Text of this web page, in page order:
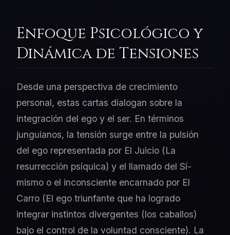
Enfoque Psicológico y
Dinámica de Tensiones
Desde una perspectiva de crecimiento
personal, estas cartas dialogan sobre la
integración del ego y el ser. En términos
junguianos, la tensión surge entre la pulsión
del ego representada por El Juicio (La
resurrección psíquica) y el llamado del Sí-
mismo o el inconsciente encarnado por El
Carro (El ego triunfante que ha logrado
integrar instintos divergentes (los caballos)
bajo el control de la voluntad consciente). La